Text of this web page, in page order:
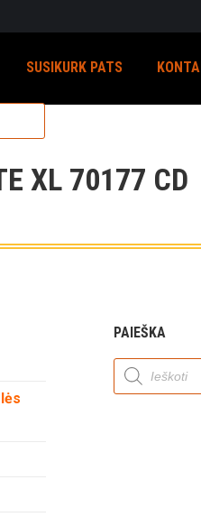
SUSIKURK PATS
XL 70177 CD
PAIEŠKA
Products
search